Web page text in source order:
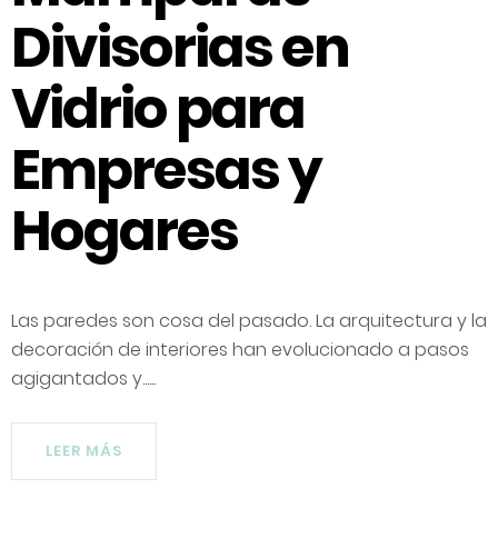
Divisorias en
Vidrio para
Empresas y
Hogares
Las paredes son cosa del pasado. La arquitectura y la
decoración de interiores han evolucionado a pasos
agigantados y......
LEER MÁS